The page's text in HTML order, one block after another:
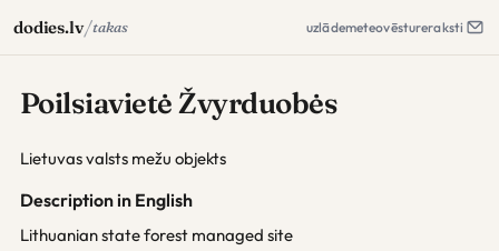
dodies.lv/takas uzlādemeteovēstureraksti
Poilsiavietė Žvyrduobės
Lietuvas valsts mežu objekts
Description in English
Lithuanian state forest managed site